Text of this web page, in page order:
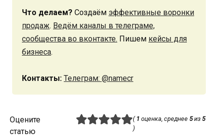
Что делаем? Создаём эффективные воронки
продаж. Ведём каналы в телеграме,
сообщества во вконтакте. Пишем кейсы для
бизнеса.
Контакты: Телеграм: @namecr
Оцените
статью
( 1 оценка, среднее 5из 5
)